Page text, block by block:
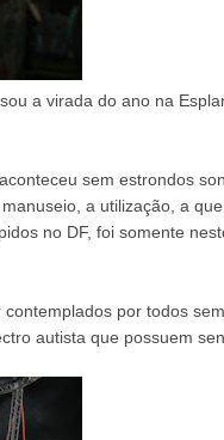
a virada do ano na
sem estrondos
a utilização, a
no DF, foi somente
por todos
autista que possuem